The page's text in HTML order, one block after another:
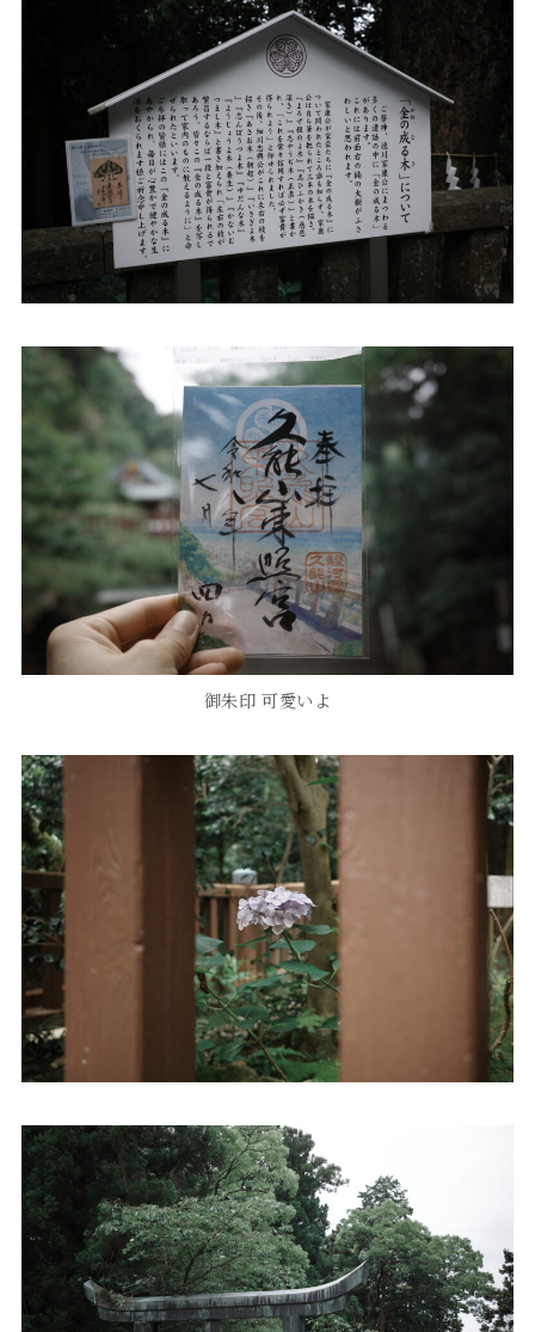
御朱印 可愛いよ